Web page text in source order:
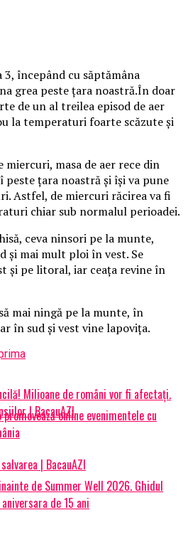
începând cu săptămâna
grea peste ţara noastră.În doar
de un al treilea episod de aer
la temperaturi foarte scăzute şi
masa de aer rece din
ţara noastră şi îşi va pune
Astfel, de miercuri răcirea va fi
chiar sub normalul perioadei.
ceva ninsori pe la munte,
şi mai mult ploi în vest. Se
şi pe litoral, iar ceaţa revine în
mai ningă pe la munte, în
în sud şi vest vine lapoviţa.
Milioane de români vor fi afectați.
| BacauAZI
| BacauAZI
online evenimentele cu
de Summer Well 2026. Ghidul
de 15 ani